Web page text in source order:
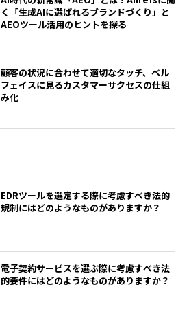
く「生成AIに選ばれるブランドづくり」と
AEOツール活用のヒントを探る
顧客の状況に合わせて適切なタッチ、ベル
フェイスに見るカスタマーサクセスの仕組
み化
EDRツールを選定する際に考慮すべき法的
規制にはどのようなものがありますか？
電子契約サービスを選ぶ際に考慮すべき法
的要件にはどのようなものがありますか？